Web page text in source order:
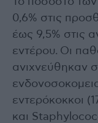
0,6% στις
έως 9,5% στις
εντέρου. Οι
ανιχνεύθηκαν
εντερόκοκκοι
και